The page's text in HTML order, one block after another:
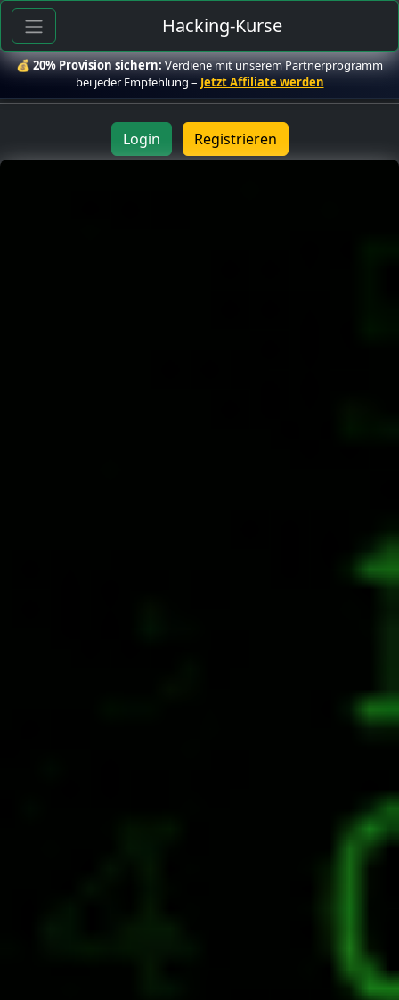
Hacking-Kurse
💰20% Provision sichern:Verdiene mit unserem Partnerprogramm
bei jeder Empfehlung – Jetzt Affiliate werden
Login Registrieren